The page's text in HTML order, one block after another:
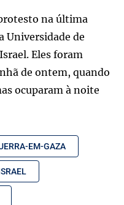
na última
Universidade de
Eles foram
de ontem, quando
ocuparam à noite
EM-GAZA